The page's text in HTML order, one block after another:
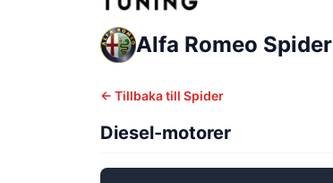
Alfa Romeo Spider
← Tillbaka till Spider
Diesel-motorer